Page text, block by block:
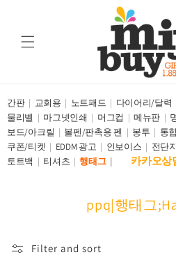
간판 교회용 노트패드 다이어리/달력
물리벨
마그넷인쇄 머그컵 메뉴판
보드/아크릴
볼펜/판촉용 펜 봉투 통
쿠폰/티켓
EDDM 광고 인보이스 전단지
토트백
티셔츠 행태그 카카오상
C
ppq|행태그
Filter and sort